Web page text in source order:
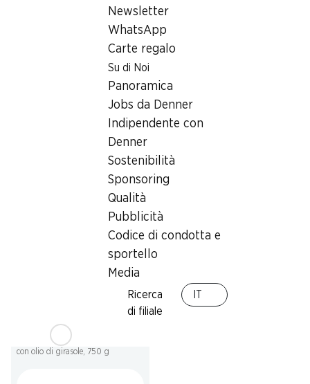
Newsletter
WhatsApp
Carte regalo
Su di Noi
Panoramica
Jobs da Denner
Indipendente con
Denner
Sostenibilità
Sponsoring
Qualità
Pubblicità
Codice di condotta e
sportello
Media
Ricerca
di filiale
Filetti di pangasio Premium
5.55
Vossko Chicken Nuggets
sull’imballaggio, 400 g
Patatine ondulate Denner
con olio di girasole, 750 g